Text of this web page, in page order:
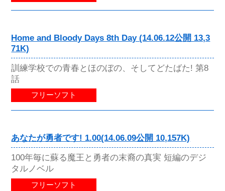
Home and Bloody Days 8th Day (14.06.12公開 13,3
71K)
訓練学校での青春とほのぼの、そしてどたばた! 第8
話
フリーソフト
あなたが勇者です! 1.00(14.06.09公開 10,157K)
100年毎に蘇る魔王と勇者の末裔の真実 短編のデジ
タルノベル
フリーソフト